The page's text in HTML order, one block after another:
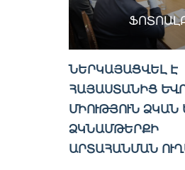
ՆԵՐԿԱՅԱՑՎԵԼ Է
ՀԱՅԱՍՏԱՆԻՑ
ՄԻՈՒԹՅՈՒՆ ՁԿԱՆ
ՁԿՆԱՄԹԵՐՔԻ
ԱՐՏԱՀԱՆՄԱՆ